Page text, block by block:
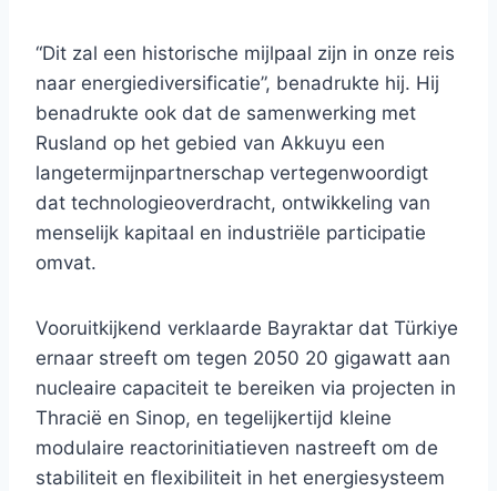
“Dit zal een historische mijlpaal zijn in onze reis
naar energiediversificatie”, benadrukte hij. Hij
benadrukte ook dat de samenwerking met
Rusland op het gebied van Akkuyu een
langetermijnpartnerschap vertegenwoordigt
dat technologieoverdracht, ontwikkeling van
menselijk kapitaal en industriële participatie
omvat.
Vooruitkijkend verklaarde Bayraktar dat Türkiye
ernaar streeft om tegen 2050 20 gigawatt aan
nucleaire capaciteit te bereiken via projecten in
Thracië en Sinop, en tegelijkertijd kleine
modulaire reactorinitiatieven nastreeft om de
stabiliteit en flexibiliteit in het energiesysteem